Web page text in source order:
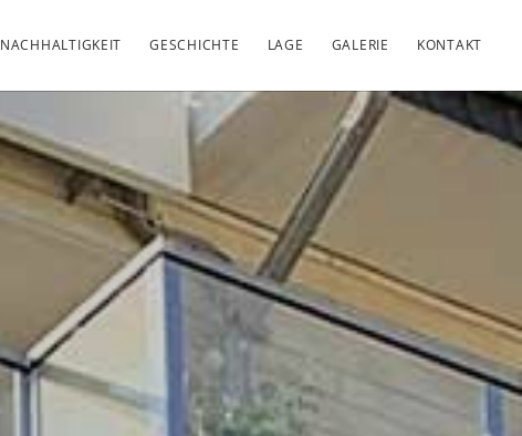
NACHHALTIGKEIT GESCHICHTE LAGE GALERIE KONTAKT